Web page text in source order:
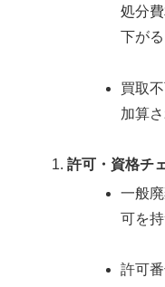
処分
下がる
買取
加算
許可・資格チ
一般
可を
許可